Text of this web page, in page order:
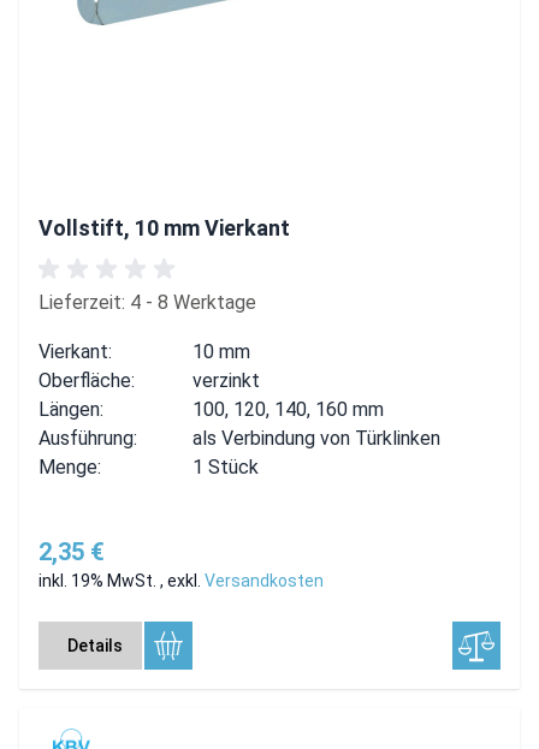
Vollstift, 10 mm Vierkant
Lieferzeit: 4 - 8 Werktage
Vierkant:
10 mm
Oberfläche:
verzinkt
Längen:
100, 120, 140, 160 mm
Ausführung:
als Verbindung von Türklinken
Menge:
1 Stück
2,35 €
inkl. 19% MwSt. , exkl. Versandkosten
Details